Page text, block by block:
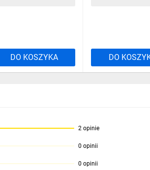
DO KOSZYKA DO
2 opinie
0 opinii
0 opinii